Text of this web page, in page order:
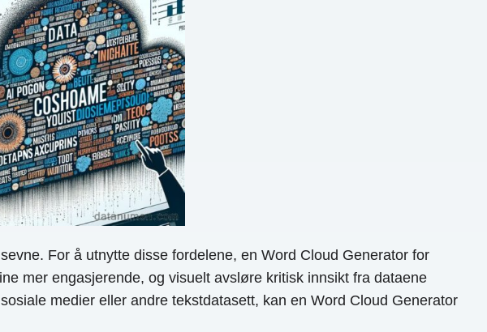
For å utnytte disse fordelene, en Word Cloud Generator for
mer engasjerende, og visuelt avsløre kritisk innsikt fra dataene
medier eller andre tekstdatasett, kan en Word Cloud Generator